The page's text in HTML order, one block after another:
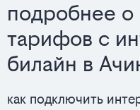
подробнее
тарифов с
билайн в
как подключить